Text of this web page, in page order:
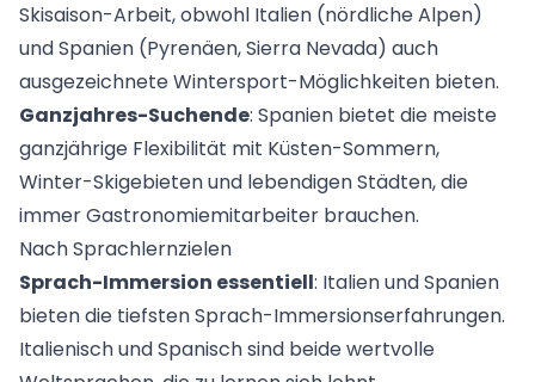
Skisaison-Arbeit, obwohl Italien (nördliche Alpen)
und Spanien (Pyrenäen, Sierra Nevada) auch
ausgezeichnete Wintersport-Möglichkeiten bieten.
Ganzjahres-Suchende: Spanien bietet die meiste
ganzjährige Flexibilität mit Küsten-Sommern,
Winter-Skigebieten und lebendigen Städten, die
immer Gastronomiemitarbeiter brauchen.
Nach Sprachlernzielen
Sprach-Immersion essentiell: Italien und Spanien
bieten die tiefsten Sprach-Immersionserfahrungen.
Italienisch und Spanisch sind beide wertvolle